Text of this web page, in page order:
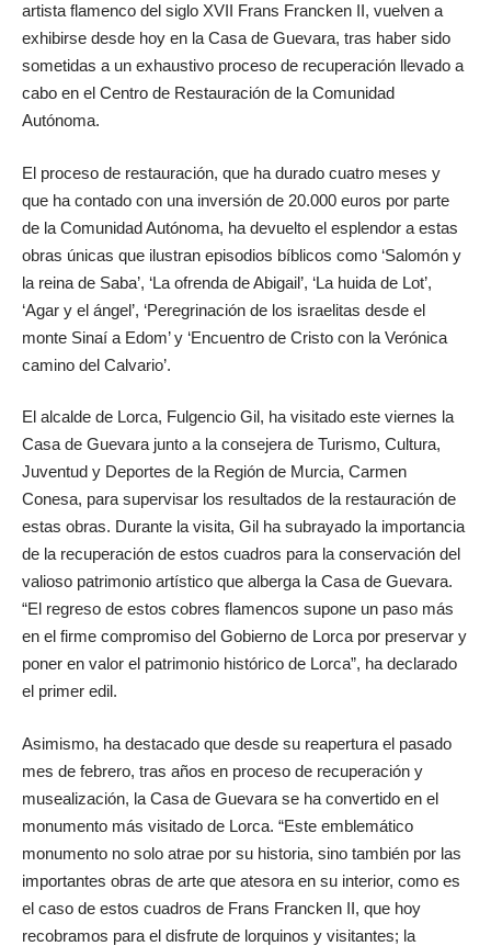
artista flamenco del siglo XVII Frans Francken II, vuelven a
exhibirse desde hoy en la Casa de Guevara, tras haber sido
sometidas a un exhaustivo proceso de recuperación llevado a
cabo en el Centro de Restauración de la Comunidad
Autónoma.
El proceso de restauración, que ha durado cuatro meses y
que ha contado con una inversión de 20.000 euros por parte
de la Comunidad Autónoma, ha devuelto el esplendor a estas
obras únicas que ilustran episodios bíblicos como ‘Salomón y
la reina de Saba’, ‘La ofrenda de Abigail’, ‘La huida de Lot’,
‘Agar y el ángel’, ‘Peregrinación de los israelitas desde el
monte Sinaí a Edom’ y ‘Encuentro de Cristo con la Verónica
camino del Calvario’.
El alcalde de Lorca, Fulgencio Gil, ha visitado este viernes la
Casa de Guevara junto a la consejera de Turismo, Cultura,
Juventud y Deportes de la Región de Murcia, Carmen
Conesa, para supervisar los resultados de la restauración de
estas obras. Durante la visita, Gil ha subrayado la importancia
de la recuperación de estos cuadros para la conservación del
valioso patrimonio artístico que alberga la Casa de Guevara.
“El regreso de estos cobres flamencos supone un paso más
en el firme compromiso del Gobierno de Lorca por preservar y
poner en valor el patrimonio histórico de Lorca”, ha declarado
el primer edil.
Asimismo, ha destacado que desde su reapertura el pasado
mes de febrero, tras años en proceso de recuperación y
musealización, la Casa de Guevara se ha convertido en el
monumento más visitado de Lorca. “Este emblemático
monumento no solo atrae por su historia, sino también por las
importantes obras de arte que atesora en su interior, como es
el caso de estos cuadros de Frans Francken II, que hoy
recobramos para el disfrute de lorquinos y visitantes; la